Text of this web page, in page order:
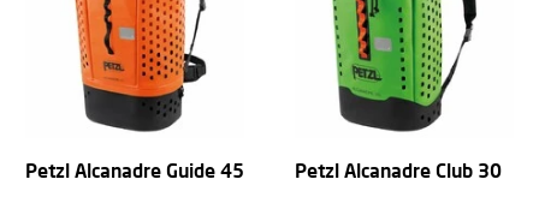
Petzl Alcanadre Guide 45 Petzl Alcanadre Club 30